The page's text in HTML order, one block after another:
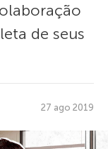
de seus
27 ago 2019